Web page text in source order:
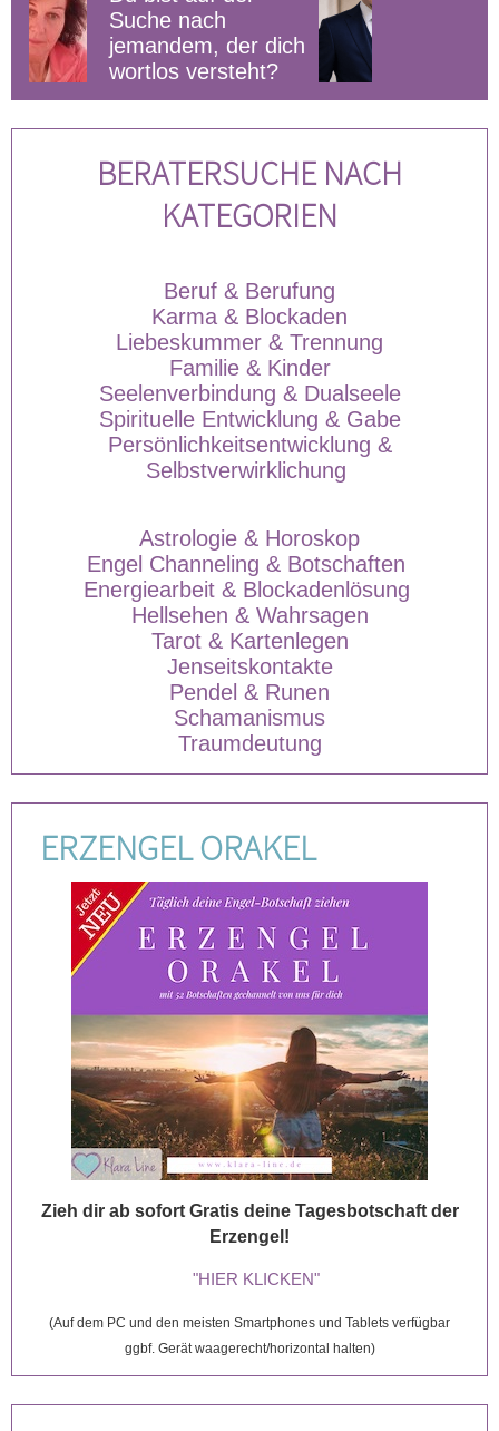
dich
Erfahrener
Hellsichtiger
Skorpion , ich berate
mich auf Deinen Anruf ❤ Email
für dich
BERATERSUCHE NACH
KATEGORIEN
Beruf & Berufung
Karma & Blockaden
Liebeskummer & Trennung
Familie & Kinder
Seelenverbindung & Dualseele
Spirituelle Entwicklung & Gabe
Persönlichkeitsentwicklung &
Selbstverwirklichung
Astrologie & Horoskop
Engel Channeling & Botschaften
Energiearbeit & Blockadenlösung
Hellsehen & Wahrsagen
Tarot & Kartenlegen
Jenseitskontakte
Pendel & Runen
Schamanismus
Traumdeutung
ERZENGEL ORAKEL
Zieh dir ab sofort Gratis deine Tagesbotschaft der
Erzengel!
"HIER KLICKEN"
(Auf dem PC und den meisten Smartphones und Tablets verfügbar
ggbf. Gerät waagerecht/horizontal halten)